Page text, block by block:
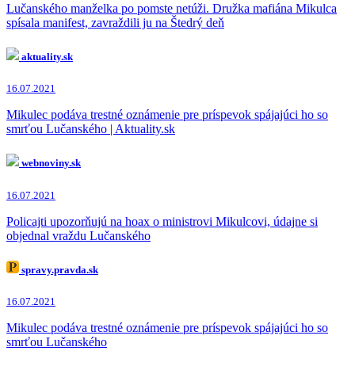
Lučanského manželka po pomste netúži. Družka mafiána Mikulca
spísala manifest, zavraždili ju na Štedrý deň
aktuality.sk
16.07.2021
Mikulec podáva trestné oznámenie pre príspevok spájajúci ho so
smrťou Lučanského | Aktuality.sk
webnoviny.sk
16.07.2021
Policajti upozorňujú na hoax o ministrovi Mikulcovi, údajne si
objednal vraždu Lučanského
spravy.pravda.sk
16.07.2021
Mikulec podáva trestné oznámenie pre príspevok spájajúci ho so
smrťou Lučanského